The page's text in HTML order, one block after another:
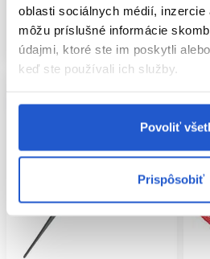
oblasti sociálnych médií, inzercie
môžu príslušné informácie
údajmi, ktoré ste im poskytli
keď ste používali ich služby.
Povoliť
Prispôsobiť
Mám záujem